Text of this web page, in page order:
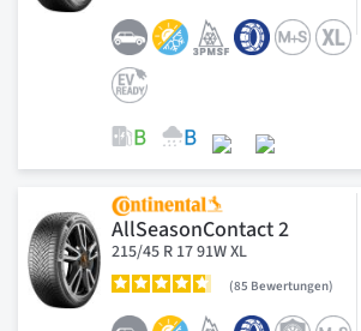
AllSeasonContact 2
215/45 R 17 91W XL
85 Bewertungen